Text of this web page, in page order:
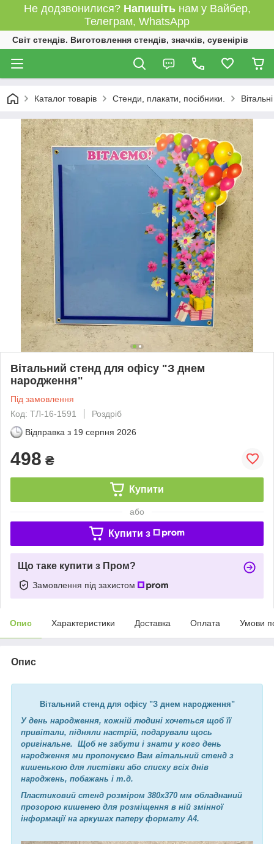
Не додзвонилися? Напишітьнам у Вайбер,
Телеграм, WhatsApp
Світ стендів. Виготовлення стендів, значків, сувенірів
Каталог товарів Стенди, плакати, посібники.
Вітальний стенд для офісу "З днем ​​
народження"
Під замовлення
Код: ТЛ-16-1591
Роздріб
Відправка з 19 серпня 2026
498 ₴
Купити
або
Купити з
Що таке купити з Пром?
Замовлення під захистом
Опис Характеристики Доставка Оплата Умови
Опис
Вітальний стенд для офісу "З днем ​​народження"
У день народження, кожній людині хочеться щоб її
привітали, підняли настрій, подарували щось
оригінальне. Щоб не забути і знати у кого день
народження ми пропонуємо Вам вітальний стенд з
кишенькою для листівки або списку всіх днів
народжень, побажань і т.д.
Пластиковий стенд розміром 380х370 мм обладнаний
прозорою кишенею для розміщення в ній змінної
інформації на аркушах паперу формату А4.